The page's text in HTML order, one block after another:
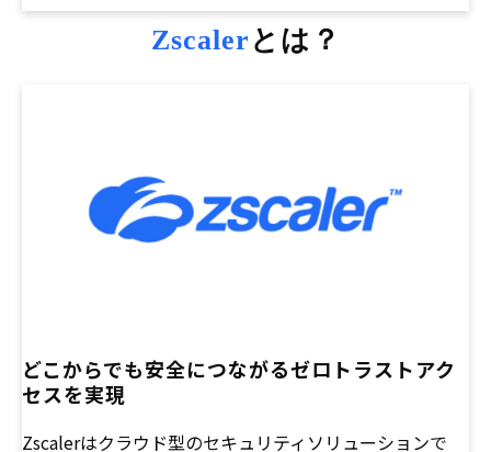
Zscaler とは？
どこからでも安全につながるゼロトラストアク
セスを実現
Zscalerはクラウド型のセキュリティソリューションで